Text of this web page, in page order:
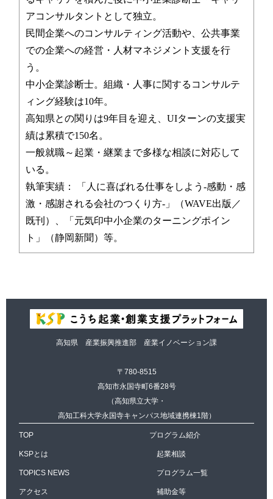
アコンサルタントとして独立。
民間企業へのコンサルティング活動や、公共事業
での企業への経営・人材マネジメント支援を行
う。
中小企業診断士。組織・人事に関するコンサルテ
ィング経験は10年。
高知県との関りは9年目を迎え、UIターンの支援実
績は累積で150名。
一般就職～起業・継業まで多様な相談に対応して
いる。
執筆実績： 「人に喜ばれる仕事をしよう-感動・感
激・感謝される会社のつくり方-」（WAVE出版／
既刊）、「元気印中小企業のターニングポイン
ト」（静岡新聞）等。
高知県 産業振興推進部 産業イノベーション課
〒780-8515
高知市永国寺町6番28号
（高知県立大学・
高知工科大学永国寺キャンパス地域連携棟1階）
TOP
KSPとは
TOPICS NEWS
アクセス
プログラム紹介
起業相談
プログラム一覧
補助金等